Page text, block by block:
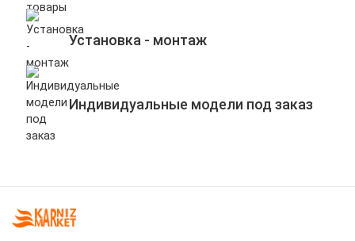
Установка - монтаж
Индивидуальные модели под заказ